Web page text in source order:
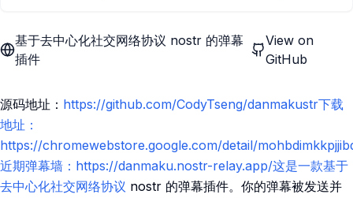
基于去中心化社交网络协议 nostr 的弹幕
插件
View on
GitHub
源码地址： https://github.com/CodyTseng/danmakustr下载
地址：
https://chromewebstore.google.com/detail/
近期弹幕墙：https://danmaku.nostr-relay.app/这是一款基于
去中心化社交网络协议 nostr 的弹幕插件。你的弹幕被发送并